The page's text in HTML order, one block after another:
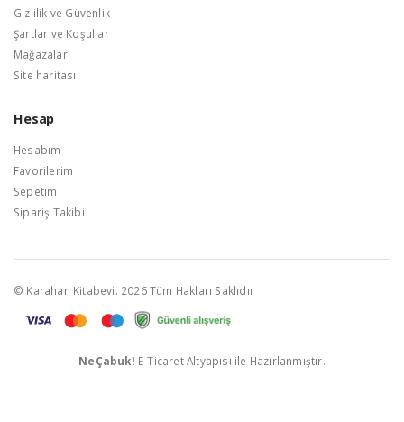
Gizlilik ve Güvenlik
Şartlar ve Koşullar
Mağazalar
Site haritası
Hesap
Hesabım
Favorilerim
Sepetim
Sipariş Takibi
© Karahan Kitabevi. 2026 Tüm Hakları Saklıdır
NeÇabuk! E-Ticaret Altyapısı ile Hazırlanmıştır.